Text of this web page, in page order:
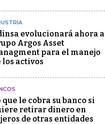
evolucionará ahora a
Argos Asset
para el manejo
los activos
que le cobra su banco si
retirar dinero en
de otras entidades